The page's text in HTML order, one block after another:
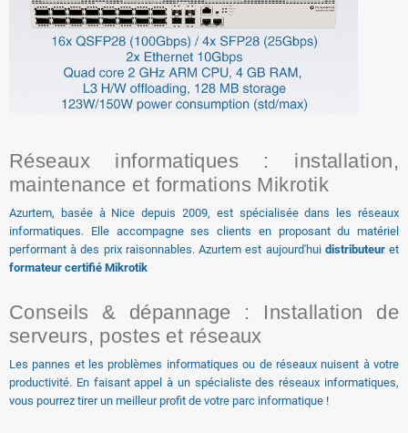
Réseaux informatiques : installation,
maintenance et formations Mikrotik
Azurtem, basée à Nice depuis 2009, est spécialisée dans les réseaux
informatiques. Elle accompagne ses clients en proposant du matériel
performant à des prix raisonnables. Azurtem est aujourd'hui distributeuret
formateur certifié Mikrotik
Conseils & dépannage : Installation de
serveurs, postes et réseaux
Les pannes et les problèmes informatiques ou de réseaux nuisent à votre
productivité. En faisant appel à un spécialiste des réseaux informatiques,
vous pourrez tirer un meilleur profit de votre parc informatique !